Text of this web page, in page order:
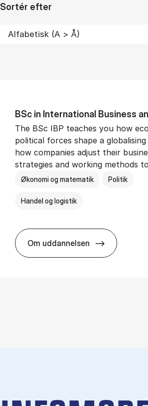
Sortér efter
BSc in In­ter­na­tion­al Busi­ness
The BSc IBP teaches you how
political forces shape a
how companies adjust their
strategies and working methods
Økonomi og matematik Politik
Handel og logistik
Om uddannelsen
BSc in In­ter­na­tion­al